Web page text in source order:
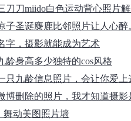
刀刀miido白色运动背心照片解
子圣诞麋鹿比邻照片让人心醉
字，摄影就能成为艺术
龄身高多少独特的cos风格
只九龄信息照片，会让你爱上
博删除的照片，我才知道摄影
舞动美图照片墙